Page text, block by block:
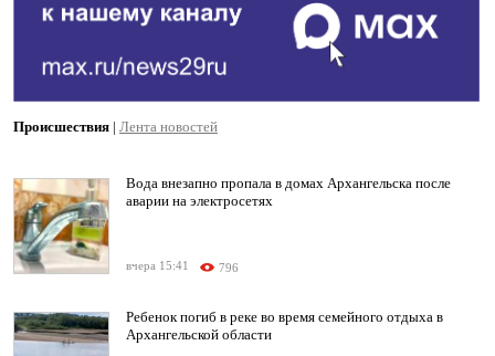
Происшествия | Лента новостей
Вода внезапно пропала в домах Архангельска после
аварии на электросетях
вчера 15:41 796
Ребенок погиб в реке во время семейного отдыха в
Архангельской области